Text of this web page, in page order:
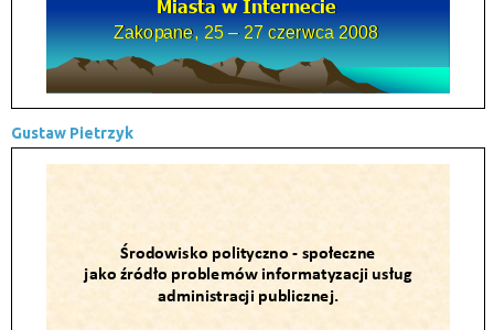
Gustaw Pietrzyk